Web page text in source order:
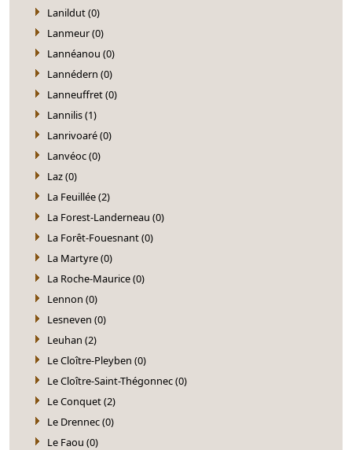
Lanildut (0)
Lanmeur (0)
Lannéanou (0)
Lannédern (0)
Lanneuffret (0)
Lannilis (1)
Lanrivoaré (0)
Lanvéoc (0)
Laz (0)
La Feuillée (2)
La Forest-Landerneau (0)
La Forêt-Fouesnant (0)
La Martyre (0)
La Roche-Maurice (0)
Lennon (0)
Lesneven (0)
Leuhan (2)
Le Cloître-Pleyben (0)
Le Cloître-Saint-Thégonnec (0)
Le Conquet (2)
Le Drennec (0)
Le Faou (0)